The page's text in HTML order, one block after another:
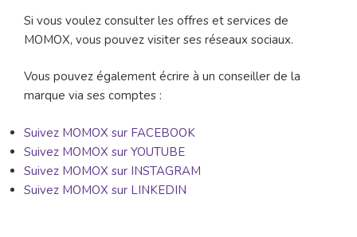
Si vous voulez consulter les offres et services de
MOMOX, vous pouvez visiter ses réseaux sociaux.
Vous pouvez également écrire à un conseiller de la
marque via ses comptes :
Suivez MOMOX sur FACEBOOK
Suivez MOMOX sur YOUTUBE
Suivez MOMOX sur INSTAGRAM
Suivez MOMOX sur LINKEDIN